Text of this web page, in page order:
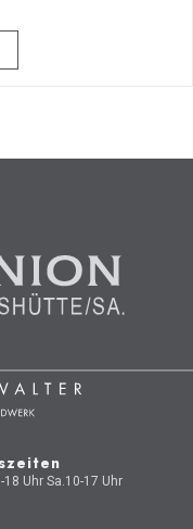
18 Uhr Sa.10-17 Uhr